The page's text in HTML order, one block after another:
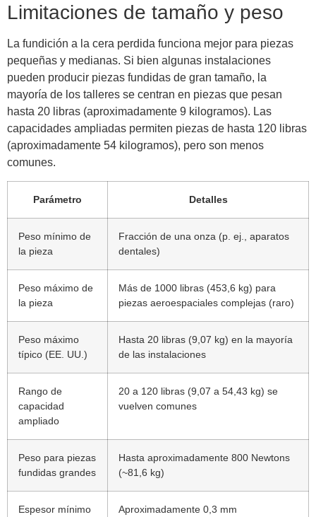
Limitaciones de tamaño y peso
La fundición a la cera perdida funciona mejor para piezas
pequeñas y medianas. Si bien algunas instalaciones
pueden producir piezas fundidas de gran tamaño, la
mayoría de los talleres se centran en piezas que pesan
hasta 20 libras (aproximadamente 9 kilogramos). Las
capacidades ampliadas permiten piezas de hasta 120 libras
(aproximadamente 54 kilogramos), pero son menos
comunes.
Parámetro Detalles
Peso mínimo de
la pieza
Fracción de una onza (p. ej., aparatos
dentales)
Peso máximo de
la pieza
Más de 1000 libras (453,6 kg) para
piezas aeroespaciales complejas (raro)
Peso máximo
típico (EE. UU.)
Hasta 20 libras (9,07 kg) en la mayoría
de las instalaciones
Rango de
capacidad
ampliado
20 a 120 libras (9,07 a 54,43 kg) se
vuelven comunes
Peso para piezas
fundidas grandes
Hasta aproximadamente 800 Newtons
(~81,6 kg)
Espesor mínimo
Aproximadamente 0,3 mm